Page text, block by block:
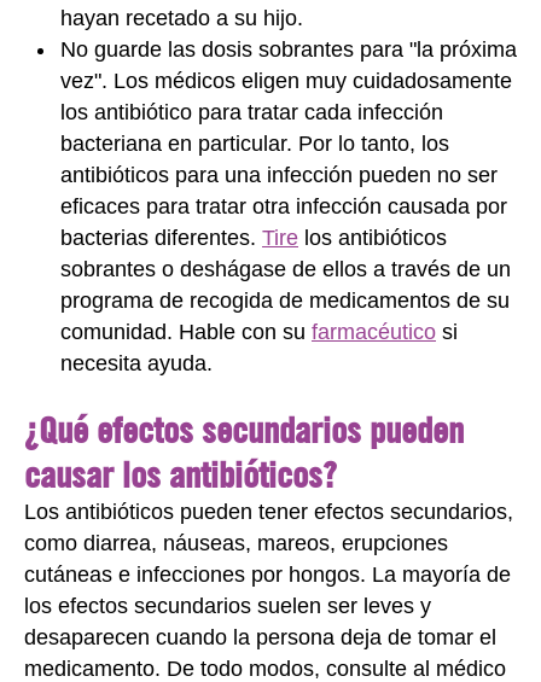
hayan recetado a su hijo.
No guarde las dosis sobrantes para "la próxima
vez". Los médicos eligen muy cuidadosamente
los antibiótico para tratar cada infección
bacteriana en particular. Por lo tanto, los
antibióticos para una infección pueden no ser
eficaces para tratar otra infección causada por
bacterias diferentes. Tire los antibióticos
sobrantes o deshágase de ellos a través de un
programa de recogida de medicamentos de su
comunidad. Hable con su farmacéutico si
necesita ayuda.
¿Qué efectos secundarios pueden
causar los antibióticos?
Los antibióticos pueden tener efectos secundarios,
como diarrea, náuseas, mareos, erupciones
cutáneas e infecciones por hongos. La mayoría de
los efectos secundarios suelen ser leves y
desaparecen cuando la persona deja de tomar el
medicamento. De todo modos, consulte al médico